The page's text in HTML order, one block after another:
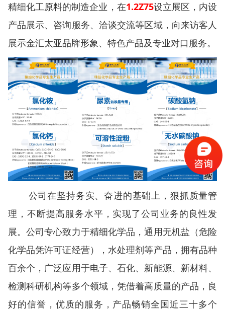
精细化工原料的制造企业，在1.2Z75设立展区，内设
产品展示、咨询服务、洽谈交流等区域，向来访客人
展示金汇太亚品牌形象、特色产品及专业对口服务。
公司在坚持务实、奋进的基础上，狠抓质量管
理，不断提高服务水平，实现了公司业务的良性发
展。公司专心致力于精细化学品，通用无机盐（危险
化学品凭许可证经营），水处理剂等产品，拥有品种
百余个，广泛应用于电子、石化、新能源、新材料、
检测科研机构等多个领域，凭借着高质量的产品，良
好的信誉，优质的服务，产品畅销全国近三十多个